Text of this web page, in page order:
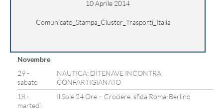
10 Aprile 2014
Comunicato_Stampa_Cluster_Trasporti_Italia
Novembre
29 -
sabato
NAUTICA: DITENAVE INCONTRA
CONFARTIGIANATO
18 -
martedì
Il Sole 24 Ore – Crociere, sfida Roma-Berlino